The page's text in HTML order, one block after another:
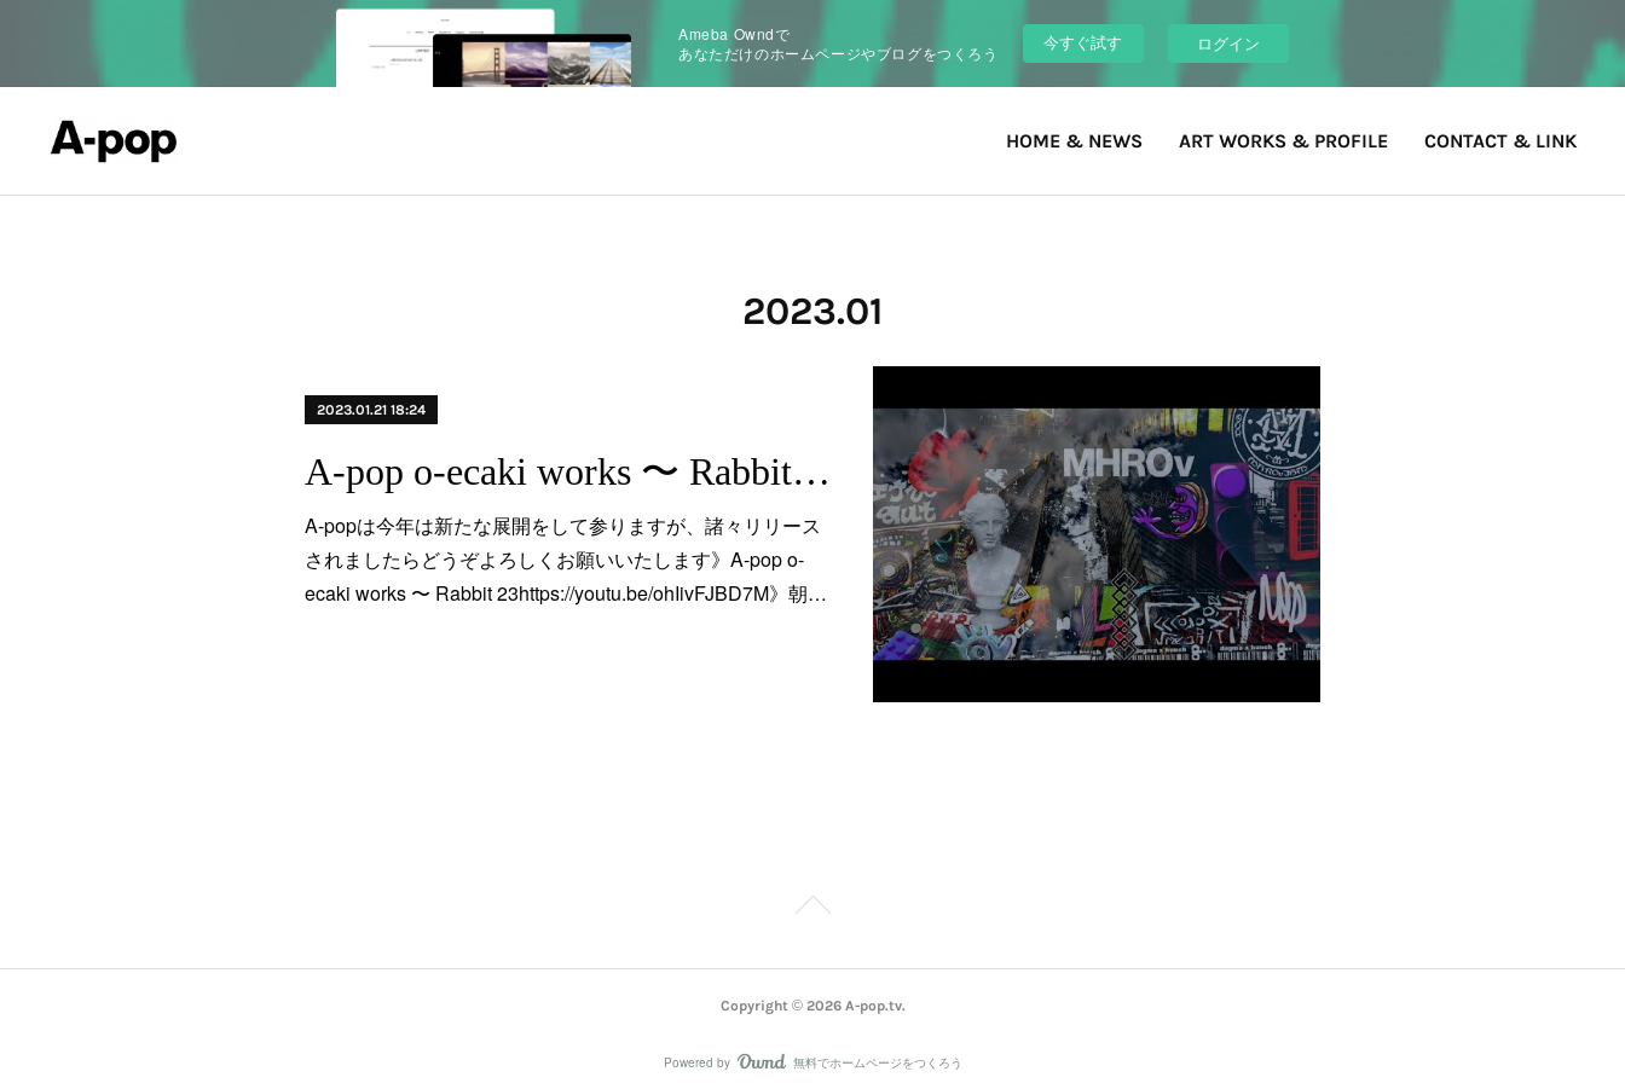
Ameba Owndで
あなただけのホームページやブログをつくろう
今すぐ試す ログイン
HOME & NEWS ART WORKS & PROFILE CONTACT & LINK
2023.01
2023.01.21 18:24
A-pop o-ecaki works 〜 Rabbit 23
A-popは今年は新たな展開をして参りますが、諸々リリース
されましたらどうぞよろしくお願いいたします​​​​​​​》A-pop o-
ecaki works 〜 Rabbit 23https://youtu.be/ohIivFJBD7M》朝…
Copyright © 2026 A-pop.tv.
Powered by AmebaOwnd
無料でホームページをつくろう